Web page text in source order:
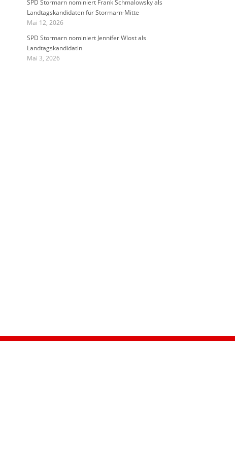
SPD Stormarn nominiert Frank Schmalowsky als
Landtagskandidaten für Stormarn-Mitte
Mai 12, 2026
SPD Stormarn nominiert Jennifer Wlost als
Landtagskandidatin
Mai 3, 2026